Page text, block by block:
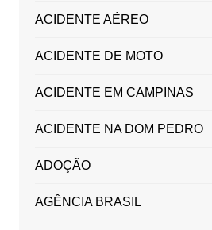
ACIDENTE AÉREO
ACIDENTE DE MOTO
ACIDENTE EM CAMPINAS
ACIDENTE NA DOM PEDRO
ADOÇÃO
AGÊNCIA BRASIL